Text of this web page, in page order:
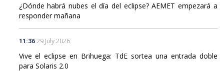
¿Dónde habrá nubes el día del eclipse? AEMET empezará a
responder mañana
11:36 29 July 2026
Vive el eclipse en Brihuega: TdE sortea una entrada doble
para Solaris 2.0